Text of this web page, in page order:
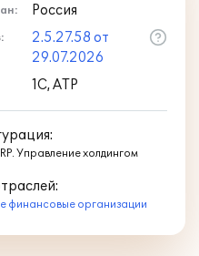
Россия
2.5.27.58 от
29.07.2026
1С, АТР
Управление холдингом
финансовые организации